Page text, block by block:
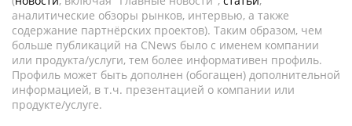
аналитические обзоры рынков, интервью, а также
содержание партнёрских проектов). Таким образом, чем
больше публикаций на CNews было с именем компании
или продукта/услуги, тем более информативен профиль.
Профиль может быть дополнен (обогащен) дополнительной
информацией, в т.ч. презентацией о компании или
продукте/услуге.